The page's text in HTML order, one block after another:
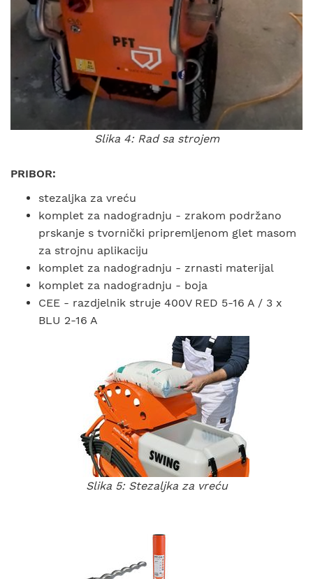
Slika 4: Rad sa strojem
PRIBOR:
stezaljka za vreću
komplet za nadogradnju - zrakom podržano
prskanje s tvornički pripremljenom glet masom
za strojnu aplikaciju
komplet za nadogradnju - zrnasti materijal
komplet za nadogradnju - boja
CEE - razdjelnik struje 400V RED 5-16 A / 3 x
BLU 2-16 A
Slika 5: Stezaljka za vreću